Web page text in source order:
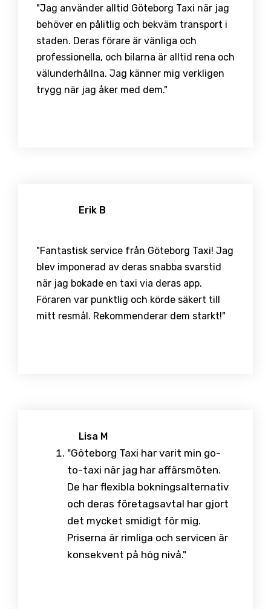
"Jag använder alltid Göteborg Taxi när jag
behöver en pålitlig och bekväm transport i
staden. Deras förare är vänliga och
professionella, och bilarna är alltid rena och
välunderhållna. Jag känner mig verkligen
trygg när jag åker med dem."
Erik B
"Fantastisk service från Göteborg Taxi! Jag
blev imponerad av deras snabba svarstid
när jag bokade en taxi via deras app.
Föraren var punktlig och körde säkert till
mitt resmål. Rekommenderar dem starkt!"
Lisa M
"Göteborg Taxi har varit min go-
to-taxi när jag har affärsmöten.
De har flexibla bokningsalternativ
och deras företagsavtal har gjort
det mycket smidigt för mig.
Priserna är rimliga och servicen är
konsekvent på hög nivå."